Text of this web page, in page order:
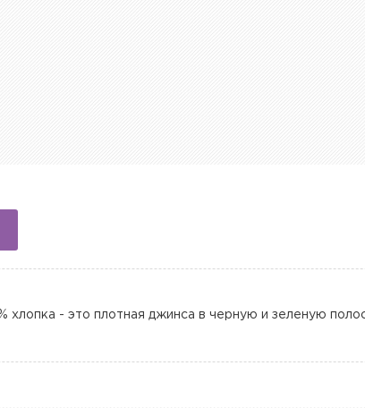
хлопка - это плотная джинса в черную и зеленую